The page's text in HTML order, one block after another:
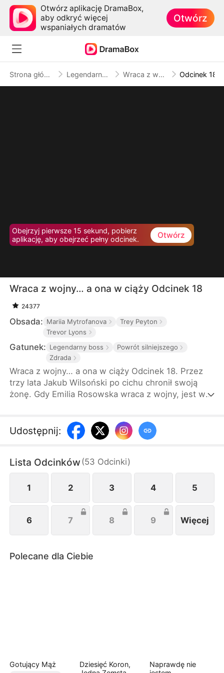
Otwórz aplikację DramaBox,
aby odkryć więcej
wspaniałych dramatów
Otwórz
Strona główna Legendarny boss Wraca z wojny… a ona w ciąży Odcinek 18
Obejrzyj pierwsze 15 sekund, pobierz
aplikację, aby obejrzeć pełny odcinek.
Otwórz
Wraca z wojny… a ona w ciąży Odcinek 18
24377
Obsada: Mariia Mytrofanova
Trey Peyton
Trevor Lyons
Gatunek: Legendarny boss
Powrót silniejszego
Zdrada
Wraca z wojny… a ona w ciąży Odcinek 18. Przez
trzy lata Jakub Wilsoński po cichu chronił swoją
żonę. Gdy Emilia Rosowska wraca z wojny, jest w
jej uroczystości. To, co wtedy ujawnia, zostawia
Julitę z żalem, którego nie da się cofnąć.
Udostępnij:
Lista Odcinków (53 Odcinki)
1 2 3 4 5
6 7 8 9 Więcej
Polecane dla Ciebie
Gotujący Mąż
Dziesięć Koron,
Naprawdę nie